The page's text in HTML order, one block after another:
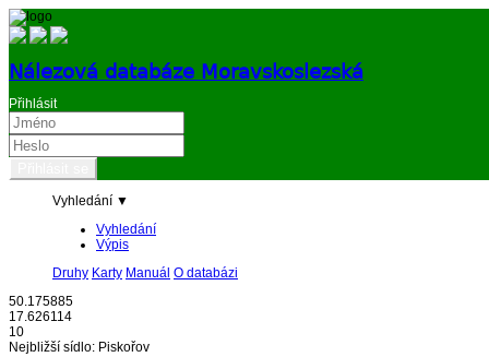
Nálezová databáze Moravskoslezská
Přihlásit
Vyhledání ▼
Vyhledání
Výpis
Druhy Karty Manuál O databázi
50.175885
17.626114
10
Nejbližší sídlo: Piskořov